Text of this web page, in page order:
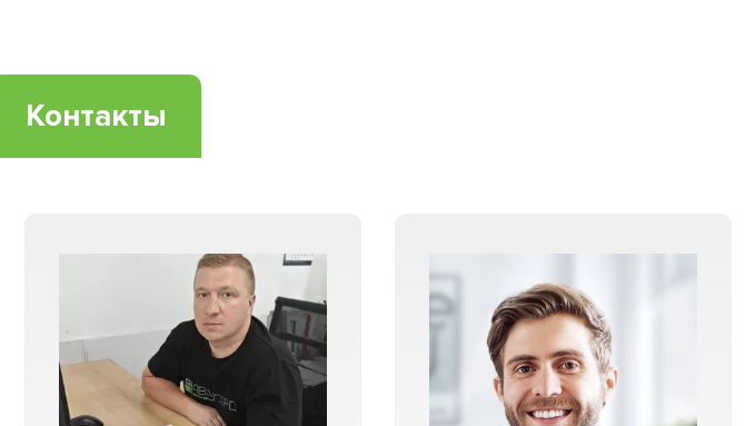
Контакты